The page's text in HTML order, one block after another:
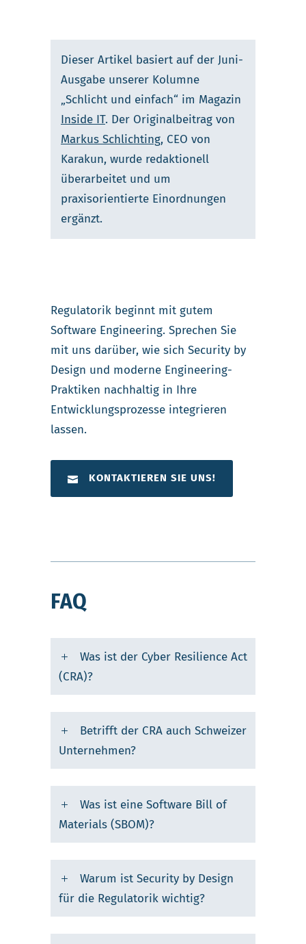
Dieser Artikel basiert auf der Juni-
Ausgabe unserer Kolumne
„Schlicht und einfach“ im Magazin
Inside IT. Der Originalbeitrag von
Markus Schlichting, CEO von
Karakun, wurde redaktionell
überarbeitet und um
praxisorientierte Einordnungen
ergänzt.
Regulatorik beginnt mit gutem
Software Engineering. Sprechen Sie
mit uns darüber, wie sich Security by
Design und moderne Engineering-
Praktiken nachhaltig in Ihre
Entwicklungsprozesse integrieren
lassen.
KONTAKTIEREN SIE UNS!
FAQ
Was ist der Cyber Resilience Act
(CRA)?
Betrifft der CRA auch Schweizer
Unternehmen?
Was ist eine Software Bill of
Materials (SBOM)?
Warum ist Security by Design
für die Regulatorik wichtig?